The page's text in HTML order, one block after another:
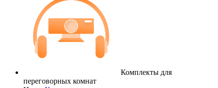
Комплекты для
переговорных комнат